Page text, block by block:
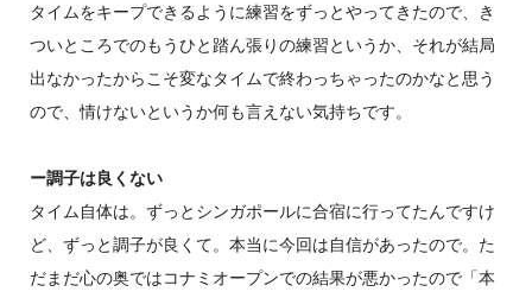
タイムをキープできるように練習をずっとやってきたので、き
ついところでのもうひと踏ん張りの練習というか、それが結局
出なかったからこそ変なタイムで終わっちゃったのかなと思う
ので、情けないというか何も言えない気持ちです。
ー調子は良くない
タイム自体は。ずっとシンガポールに合宿に行ってたんですけ
ど、ずっと調子が良くて。本当に今回は自信があったので。た
だまだ心の奥ではコナミオープンでの結果が悪かったので「本